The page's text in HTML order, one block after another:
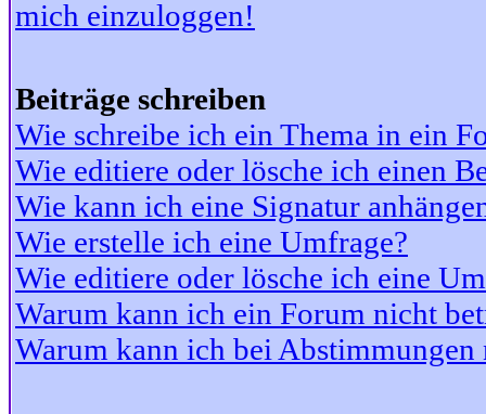
mich einzuloggen!
Beiträge schreiben
Wie schreibe ich ein Thema in ein
Wie editiere oder lösche ich einen
Wie kann ich eine Signatur
Wie erstelle ich eine Umfrage?
Wie editiere oder lösche ich eine
Warum kann ich ein Forum nicht
Warum kann ich bei